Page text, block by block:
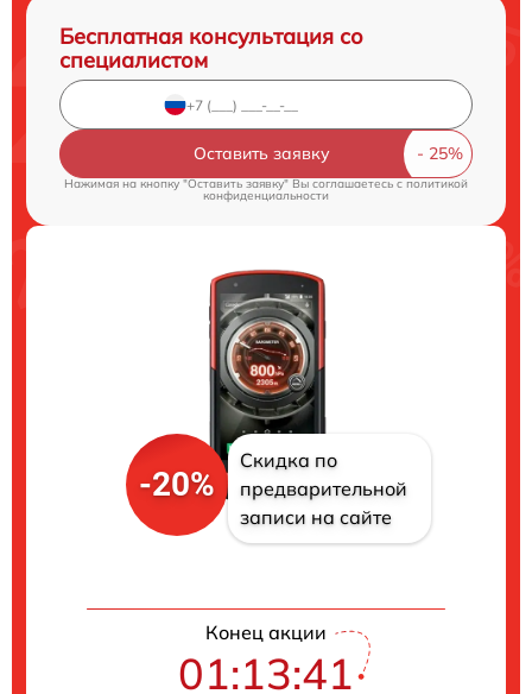
Бесплатная консультация со
специалистом
Оставить заявку
Нажимая на кнопку "Оставить заявку" Вы соглашаетесь cполитикой
конфиденциальности
-20%
Скидка по
предварительной
записи на сайте
Конец акции
01:13:40